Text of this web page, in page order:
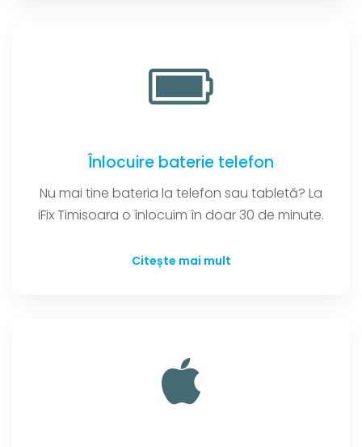
Înlocuire baterie telefon
Nu mai tine bateria la telefon sau tabletă? La
iFix Timisoara o înlocuim în doar 30 de minute.
Citește mai mult